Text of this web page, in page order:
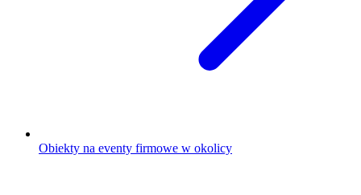
Obiekty na eventy firmowe w okolicy